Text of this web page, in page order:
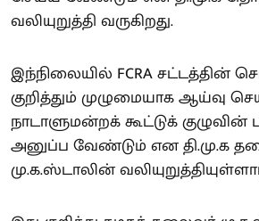
வலியுறுத்தி வருகிறது.
இந்நிலையில் FCRA சட்டத்தின்
குறித்தும் முழுமையாக ஆய்வு
நாடாளுமன்றக் கூட்டுக்
அனுப்ப வேண்டும் என தி.மு.க
மு.க.ஸ்டாலின்